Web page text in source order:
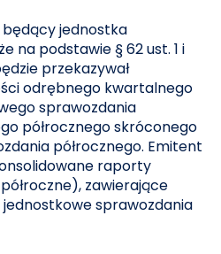
jednostka
na podstawie § 62 ust. 1 i
przekazywał
odrębnego kwartalnego
sprawozdania
półrocznego skróconego
półrocznego. Emitent
raporty
zawierające
sprawozdania